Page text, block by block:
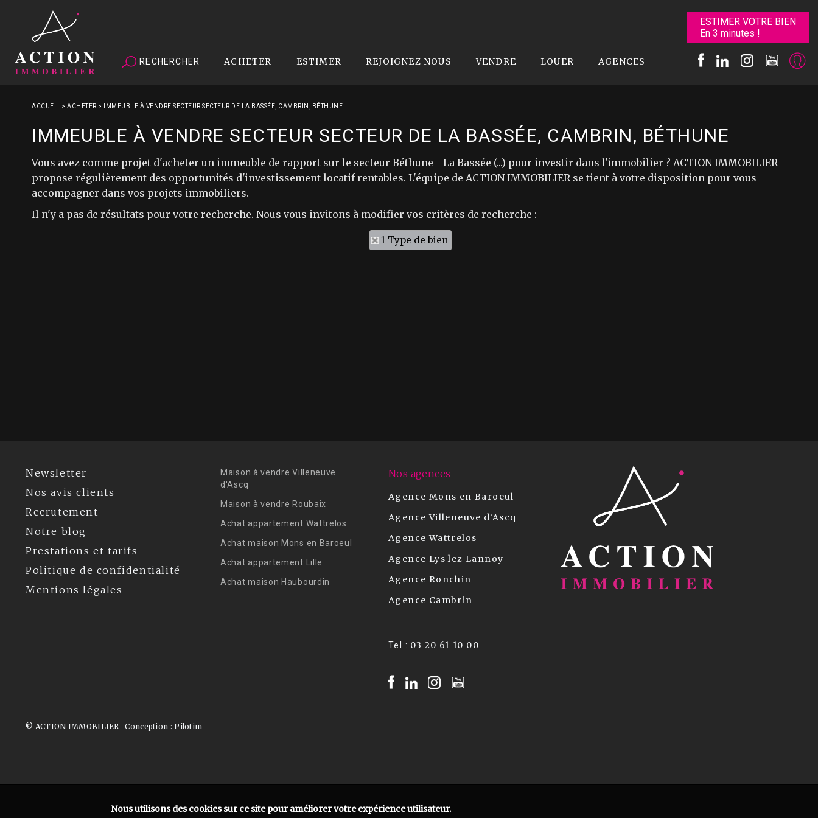
ESTIMER VOTRE BIEN
En 3 minutes !
RECHERCHER ACHETER ESTIMER REJOIGNEZ NOUS VENDRE LOUER AGENCES
ACCUEIL > ACHETER > IMMEUBLE À VENDRE SECTEUR SECTEUR DE LA BASSÉE, CAMBRIN, BÉTHUNE
IMMEUBLE À VENDRE SECTEUR SECTEUR DE LA BASSÉE, CAMBRIN, BÉTHUNE
Vous avez comme projet d'acheter un immeuble de rapport sur le secteur Béthune - La Bassée (...) pour investir dans l'immobilier ? ACTION IMMOBILIER
propose régulièrement des opportunités d'investissement locatif rentables. L'équipe de ACTION IMMOBILIER se tient à votre disposition pour vous
accompagner dans vos projets immobiliers.
Il n'y a pas de résultats pour votre recherche. Nous vous invitons à modifier vos critères de recherche :
1 Type de bien
Newsletter
Nos avis clients
Recrutement
Notre blog
Prestations et tarifs
Politique de confidentialité
Mentions légales
Maison à vendre Villeneuve
d'Ascq
Maison à vendre Roubaix
Achat appartement Wattrelos
Achat maison Mons en Baroeul
Achat appartement Lille
Achat maison Haubourdin
Nos agences
Agence Mons en Baroeul
Agence Villeneuve d'Ascq
Agence Wattrelos
Agence Lys lez Lannoy
Agence Ronchin
Agence Cambrin
Tel : 03 20 61 10 00
© ACTION IMMOBILIER- Conception :Pilotim
Nous utilisons des cookies sur ce site pour améliorer votre expérience utilisateur.